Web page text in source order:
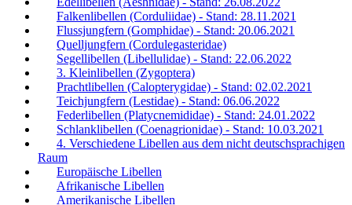
Falkenlibellen (Corduliidae) - Stand: 28.11.2021
Flussjungfern (Gomphidae) - Stand: 20.06.2021
Quelljungfern (Cordulegasteridae)
Segellibellen (Libellulidae) - Stand: 22.06.2022
3. Kleinlibellen (Zygoptera)
Prachtlibellen (Calopterygidae) - Stand: 02.02.2021
Teichjungfern (Lestidae) - Stand: 06.06.2022
Federlibellen (Platycnemididae) - Stand: 24.01.2022
Schlanklibellen (Coenagrionidae) - Stand: 10.03.2021
4. Verschiedene Libellen aus dem nicht deutschsprachigen
Raum
Europäische Libellen
Afrikanische Libellen
Amerikanische Libellen